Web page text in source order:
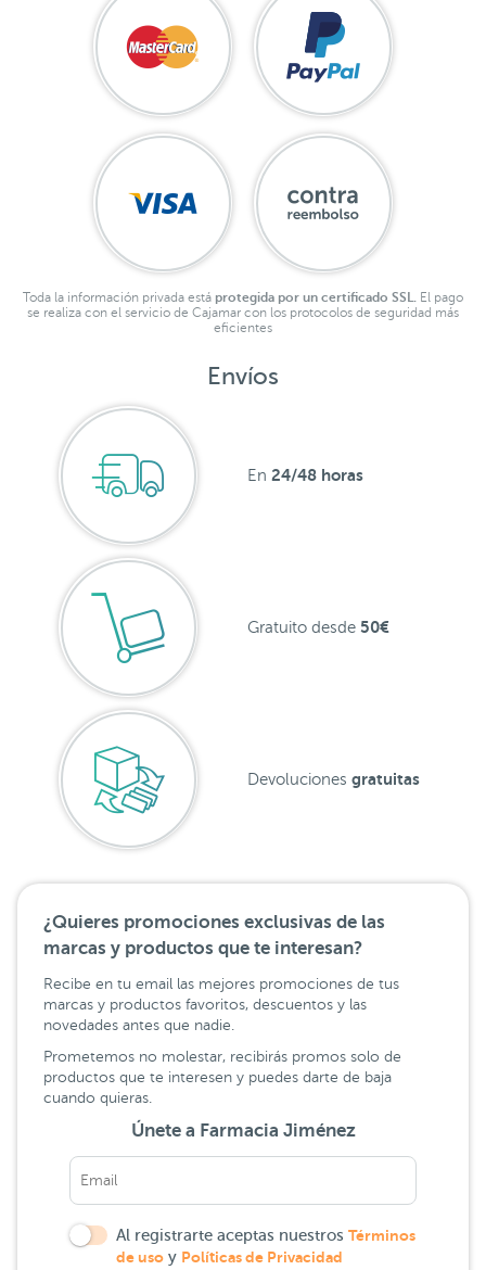
Toda la información privada está protegida por un certificado SSL.
El pago
se realiza con el servicio de Cajamar con los protocolos de seguridad más
eficientes
Envíos
En 24/48 horas
Gratuito desde 50€
Devoluciones gratuitas
¿Quieres promociones exclusivas de las
marcas y productos que te interesan?
Recibe en tu email las mejores promociones de tus
marcas y productos favoritos, descuentos y las
novedades antes que nadie.
Prometemos no molestar, recibirás promos solo de
productos que te interesen y puedes darte de baja
cuando quieras.
Únete a Farmacia Jiménez
Al registrarte aceptas nuestros Términos
de uso y Políticas de Privacidad